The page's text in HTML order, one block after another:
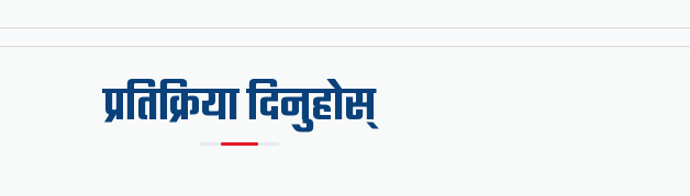
प्रतिक्रिया दिनुहोस्